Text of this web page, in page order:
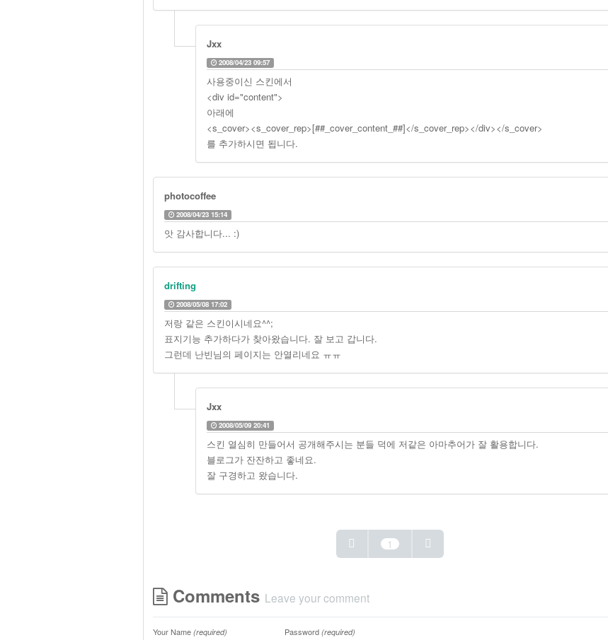
Jxx
2008/04/23 09:57
사용중이신 스킨에서
<div id="content">
아래에
<s_cover><s_cover_rep>[##_cover_content_##]</s_cover_rep></div></s_cover>
를 추가하시면 됩니다.
photocoffee
2008/04/23 15:14
앗 감사합니다... :)
drifting
2008/05/08 17:02
저랑 같은 스킨이시네요^^;
표지기능 추가하다가 찾아왔습니다. 잘 보고 갑니다.
그런데 난빈님의 페이지는 안열리네요 ㅠㅠ
Jxx
2008/05/09 20:41
스킨 열심히 만들어서 공개해주시는 분들 덕에 저같은 아마추어가 잘 활용합니다.
블로그가 잔잔하고 좋네요.
잘 구경하고 왔습니다.
1
Comments Leave your comment
Your Name (required) Password (required)